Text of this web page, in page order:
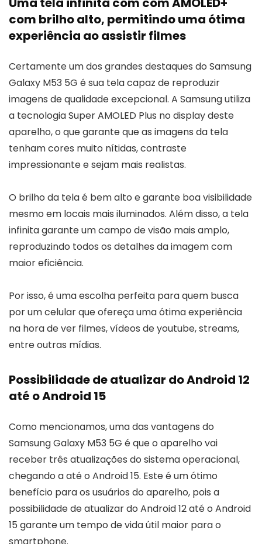
com brilho alto, permitindo uma ótima
experiência ao assistir filmes
Certamente um dos grandes destaques do Samsung
Galaxy M53 5G é sua tela capaz de reproduzir
imagens de qualidade excepcional. A Samsung utiliza
a tecnologia Super AMOLED Plus no display deste
aparelho, o que garante que as imagens da tela
tenham cores muito nítidas, contraste
impressionante e sejam mais realistas.
O brilho da tela é bem alto e garante boa visibilidade
mesmo em locais mais iluminados. Além disso, a tela
infinita garante um campo de visão mais amplo,
reproduzindo todos os detalhes da imagem com
maior eficiência.
Por isso, é uma escolha perfeita para quem busca
por um celular que ofereça uma ótima experiência
na hora de ver filmes, vídeos de youtube, streams,
entre outras mídias.
Possibilidade de atualizar do Android 12
até o Android 15
Como mencionamos, uma das vantagens do
Samsung Galaxy M53 5G é que o aparelho vai
receber três atualizações do sistema operacional,
chegando a até o Android 15. Este é um ótimo
benefício para os usuários do aparelho, pois a
possibilidade de atualizar do Android 12 até o Android
15 garante um tempo de vida útil maior para o
smartphone.